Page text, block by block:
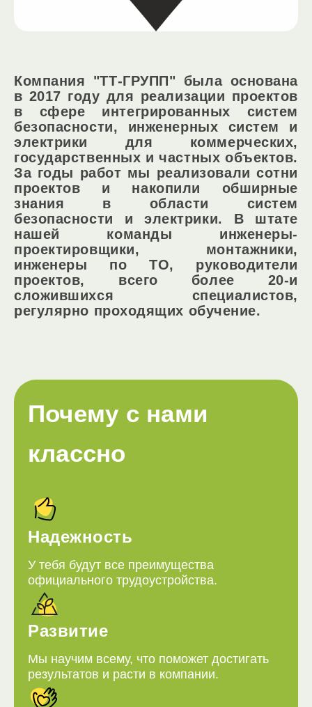
Компания "ТТ-ГРУПП" была основана
в 2017 году для реализации проектов
в сфере интегрированных систем
безопасности, инженерных систем и
электрики для коммерческих,
государственных и частных объектов.
За годы работ мы реализовали сотни
проектов и накопили обширные
знания в области систем
безопасности и электрики. В штате
нашей команды инженеры-
проектировщики, монтажники,
инженеры по ТО, руководители
проектов, всего более 20-и
сложившихся специалистов,
регулярно проходящих обучение.
Почему с нами
классно
Надежность
У тебя будут все преимущества
официального трудоустройства.
Развитие
Мы научим всему, что поможет достигать
результатов и расти в компании.